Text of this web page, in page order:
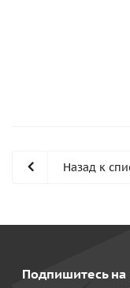
Назад к
Подпишитесь на